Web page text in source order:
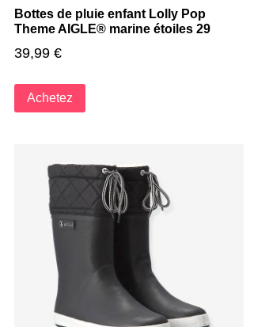
Bottes de pluie enfant Lolly Pop
Theme AIGLE® marine étoiles 29
39,99 €
Achetez